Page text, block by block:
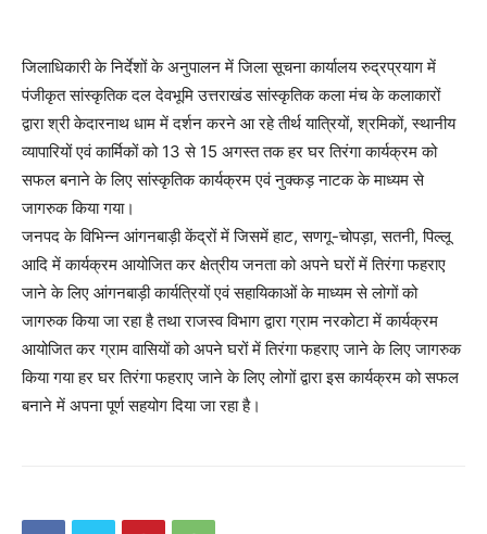
जिलाधिकारी के निर्देशों के अनुपालन में जिला सूचना कार्यालय रुद्रप्रयाग में
पंजीकृत सांस्कृतिक दल देवभूमि उत्तराखंड सांस्कृतिक कला मंच के कलाकारों
द्वारा श्री केदारनाथ धाम में दर्शन करने आ रहे तीर्थ यात्रियों, श्रमिकों, स्थानीय
व्यापारियों एवं कार्मिकों को 13 से 15 अगस्त तक हर घर तिरंगा कार्यक्रम को
सफल बनाने के लिए सांस्कृतिक कार्यक्रम एवं नुक्कड़ नाटक के माध्यम से
जागरुक किया गया।
जनपद के विभिन्न आंगनबाड़ी केंद्रों में जिसमें हाट, सणगू-चोपड़ा, सतनी, पिल्लू
आदि में कार्यक्रम आयोजित कर क्षेत्रीय जनता को अपने घरों में तिरंगा फहराए
जाने के लिए आंगनबाड़ी कार्यत्रियों एवं सहायिकाओं के माध्यम से लोगों को
जागरुक किया जा रहा है तथा राजस्व विभाग द्वारा ग्राम नरकोटा में कार्यक्रम
आयोजित कर ग्राम वासियों को अपने घरों में तिरंगा फहराए जाने के लिए जागरुक
किया गया हर घर तिरंगा फहराए जाने के लिए लोगों द्वारा इस कार्यक्रम को सफल
बनाने में अपना पूर्ण सहयोग दिया जा रहा है।